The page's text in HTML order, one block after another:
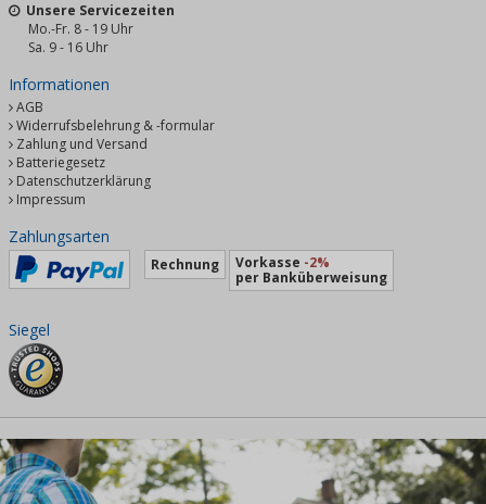
Unsere Servicezeiten
Mo.-Fr. 8 - 19 Uhr
Sa. 9 - 16 Uhr
Informationen
AGB
Widerrufsbelehrung & -formular
Zahlung und Versand
Batteriegesetz
Datenschutzerklärung
Impressum
Zahlungsarten
Rechnung Vorkasse -2%
per Banküberweisung
Siegel